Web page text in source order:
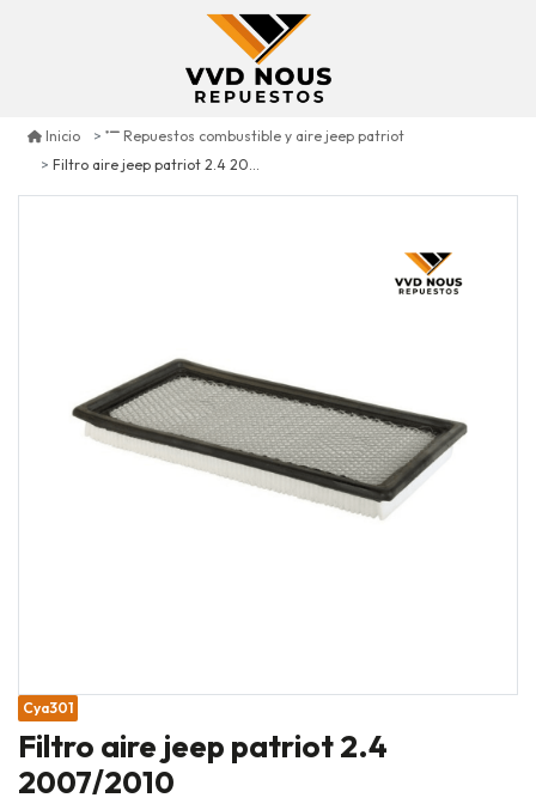
Inicio
Repuestos combustible y aire jeep patriot
Filtro aire jeep patriot 2.4 2007/2010
Cya301
Filtro aire jeep patriot 2.4
2007/2010